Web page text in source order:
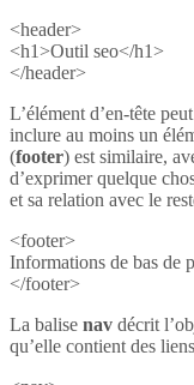
<header>
<h1>Outil seo</h1>
</header>
L’élément d’en-tête
inclure au moins un
(footer) est similaire,
d’exprimer quelque
et sa relation avec le
<footer>
Informations de bas de
</footer>
La balise nav décrit
qu’elle contient des